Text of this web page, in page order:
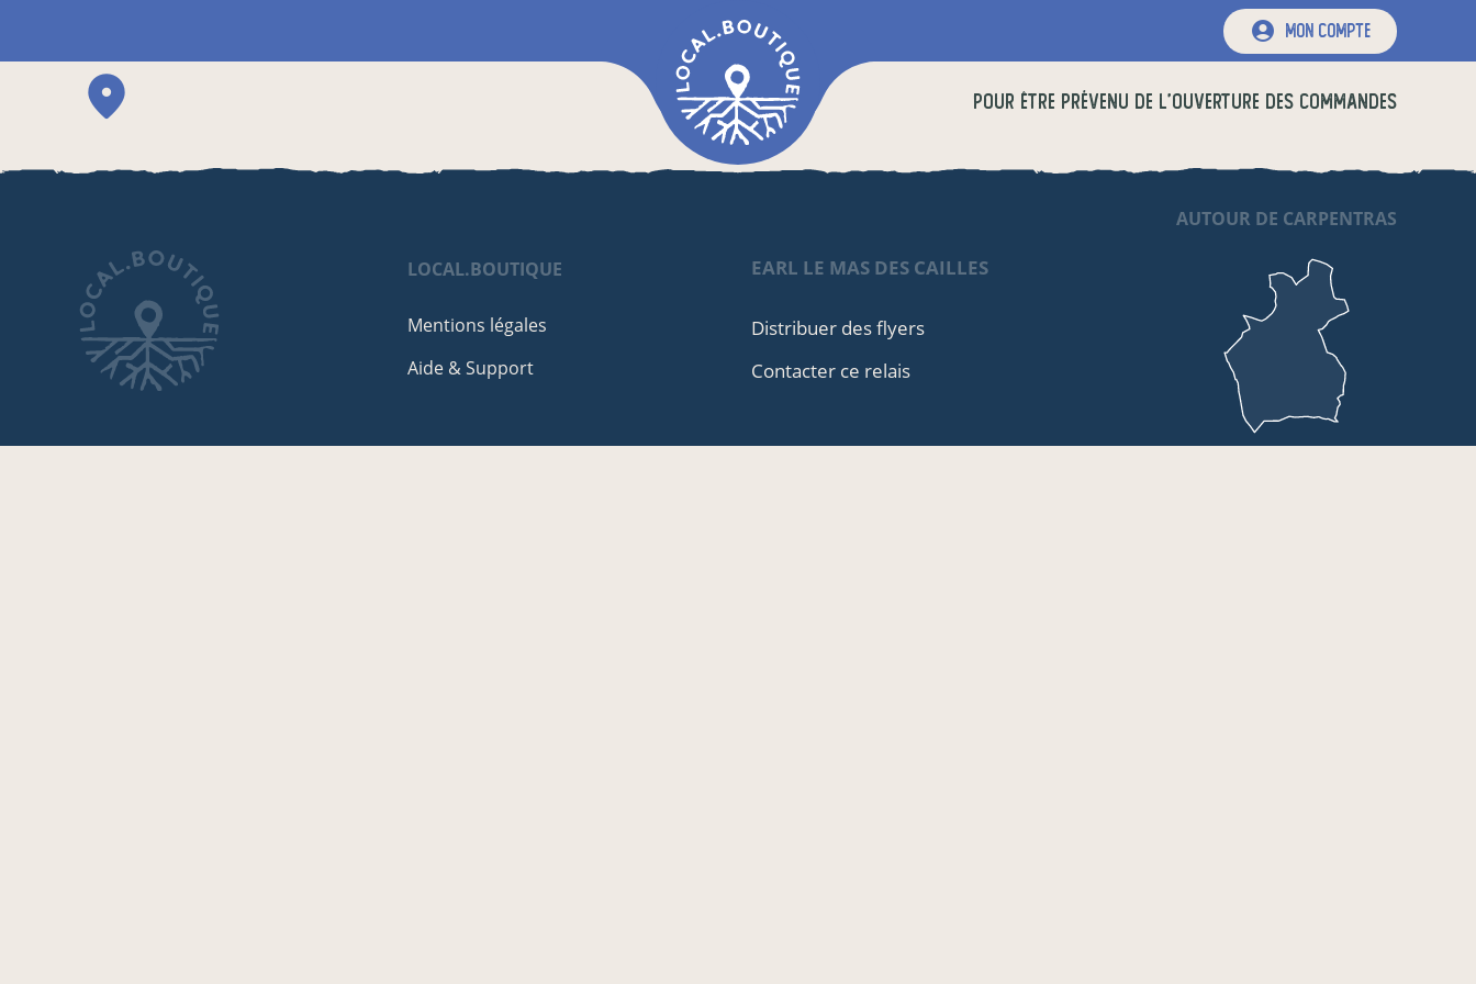
mon compte
POUR ÊTRE PRÉVENU DE L'OUVERTURE DES COMMANDES
LOCAL.BOUTIQUE
Mentions légales
Aide & Support
EARL LE MAS DES CAILLES
Distribuer des flyers
Contacter ce relais
AUTOUR DE CARPENTRAS